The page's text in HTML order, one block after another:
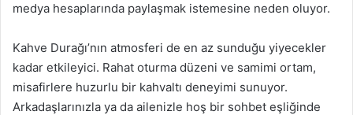
medya hesaplarında paylaşmak istemesine neden oluyor.
Kahve Durağı’nın atmosferi de en az sunduğu yiyecekler
kadar etkileyici. Rahat oturma düzeni ve samimi ortam,
misafirlere huzurlu bir kahvaltı deneyimi sunuyor.
Arkadaşlarınızla ya da ailenizle hoş bir sohbet eşliğinde